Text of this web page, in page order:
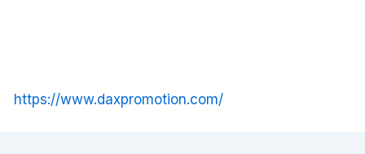
https://www.daxpromotion.com/